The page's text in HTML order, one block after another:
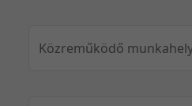
Közreműködő